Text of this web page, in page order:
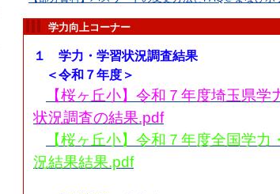
学力向上コーナー
１ 学力・学習状況調査結果
＜令和７年度＞
【桜ヶ丘小】令和７年度埼玉県学
状況調査の結果.pdf
【桜ヶ丘小】令和７年度全国学力
況結果結果.pdf